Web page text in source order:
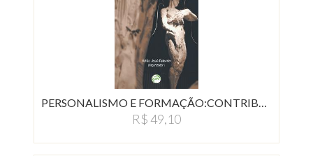
PERSONALISMO E FORMAÇÃO:CONTRIBUIÇÕES…
R$ 49,10